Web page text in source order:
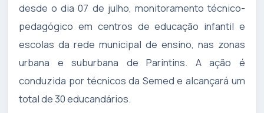
desde o dia 07 de julho, monitoramento técnico-
pedagógico em centros de educação infantil e
escolas da rede municipal de ensino, nas zonas
urbana e suburbana de Parintins. A ação é
conduzida por técnicos da Semed e alcançará um
total de 30 educandários.